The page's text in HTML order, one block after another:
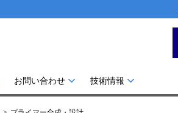
お問い合わせ 技術情報